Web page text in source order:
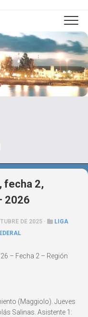
fecha 2,
2026
DE 2025 ·
LIGA
– Fecha 2 – Región
(Maggiolo). Jueves
Salinas. Asistente 1: